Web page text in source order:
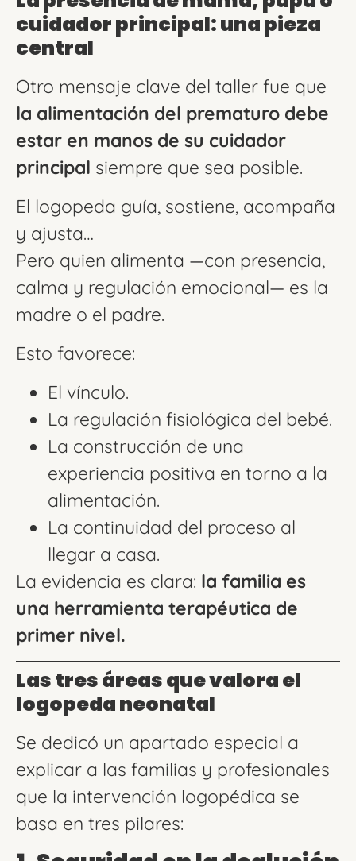
cuidador principal: una pieza
central
Otro mensaje clave del taller fue que
la alimentación del prematuro debe
estar en manos de su cuidador
principal siempre que sea posible.
El logopeda guía, sostiene, acompaña
y ajusta…
Pero quien alimenta —con presencia,
calma y regulación emocional— es la
madre o el padre.
Esto favorece:
El vínculo.
La regulación fisiológica del bebé.
La construcción de una
experiencia positiva en torno a la
alimentación.
La continuidad del proceso al
llegar a casa.
La evidencia es clara: la familia es
una herramienta terapéutica de
primer nivel.
Las tres áreas que valora el
logopeda neonatal
Se dedicó un apartado especial a
explicar a las familias y profesionales
que la intervención logopédica se
basa en tres pilares: